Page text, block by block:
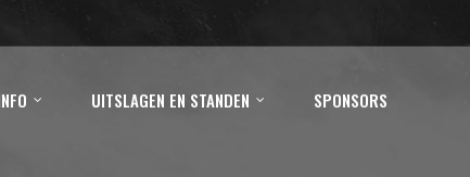
UITSLAGEN EN STANDEN SPONSORS